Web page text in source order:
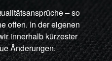
– so
offen. In der eigenen
innerhalb kürzester
Änderungen.